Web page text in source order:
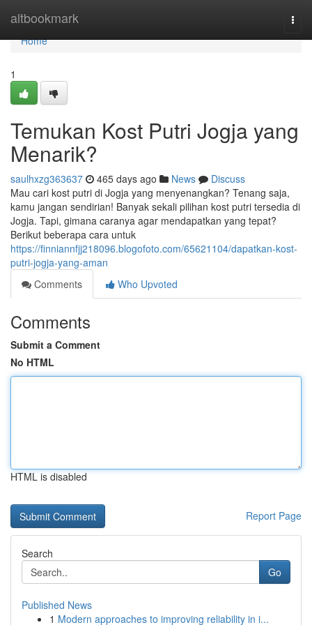
altbookmark
Home
Home
1
Temukan Kost Putri Jogja yang
Menarik?
saulhxzg363637 465 days ago News
Discuss
Mau cari kost putri di Jogja yang menyenangkan? Tenang saja,
kamu jangan sendirian! Banyak sekali pilihan kost putri tersedia di
Jogja. Tapi, gimana caranya agar mendapatkan yang tepat?
Berikut beberapa cara untuk
https://finniannfjj218096.blogofoto.com/65621104/dapatkan-kost-
putri-jogja-yang-aman
Comments
Who Upvoted
Comments
Submit a Comment
No HTML
HTML is disabled
Report Page
Search
Go
Published News
1 Modern approaches to improving reliability in i...